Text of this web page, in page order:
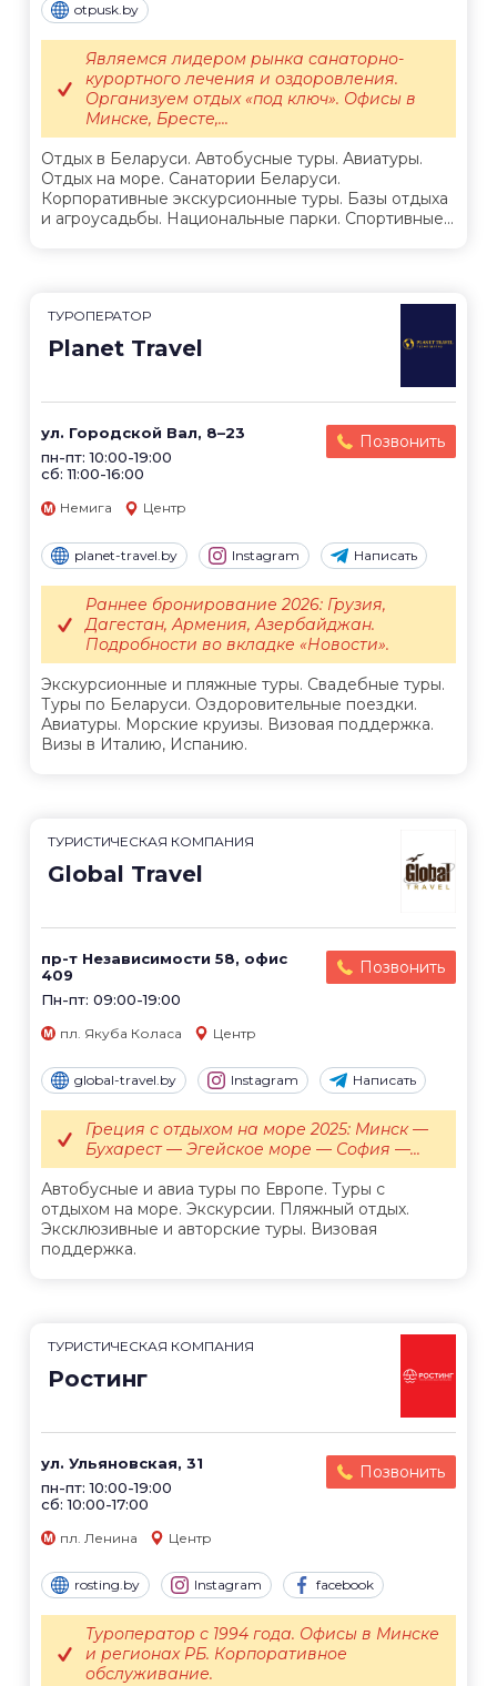
otpusk.by
Отдых в Беларуси. Автобусные туры. Авиатуры.
Отдых на море. Санатории Беларуси.
Корпоративные экскурсионные туры. Базы отдыха
и агроусадьбы. Национальные парки. Спортивные...
Являемся лидером рынка санаторно-
курортного лечения и оздоровления.
Организуем отдых «под ключ». Офисы в
Минске, Бресте,...
ТУРОПЕРАТОР
Planet Travel
ул. Городской Вал, 8–23
пн-пт: 10:00-19:00
сб: 11:00-16:00
Позвонить
Немига Центр
planet-travel.by Instagram Написать
Экскурсионные и пляжные туры. Свадебные туры.
Туры по Беларуси. Оздоровительные поездки.
Авиатуры. Морские круизы. Визовая поддержка.
Визы в Италию, Испанию.
Раннее бронирование 2026: Грузия,
Дагестан, Армения, Азербайджан.
Подробности во вкладке «Новости».
ТУРИСТИЧЕСКАЯ КОМПАНИЯ
Global Travel
пр-т Независимости 58, офис
409
Пн-пт: 09:00-19:00
Позвонить
пл. Якуба Коласа Центр
global-travel.by Instagram Написать
Автобусные и авиа туры по Европе. Туры с
отдыхом на море. Экскурсии. Пляжный отдых.
Эксклюзивные и авторские туры. Визовая
поддержка.
Греция с отдыхом на море 2025: Минск —
Бухарест — Эгейское море — София —...
ТУРИСТИЧЕСКАЯ КОМПАНИЯ
Ростинг
ул. Ульяновская, 31
пн-пт: 10:00-19:00
сб: 10:00-17:00
Позвонить
пл. Ленина Центр
rosting.by Instagram facebook
Туроператор с 1994 года. Офисы в Минске
и регионах РБ. Корпоративное
обслуживание.